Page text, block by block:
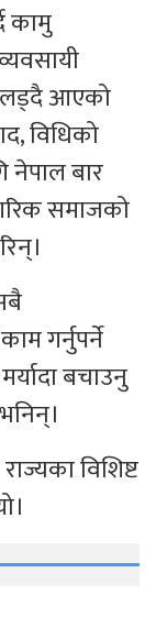
कामु
लड्दै आएको
विधिको
नेपाल बार
समाजको
गर्नुपर्ने
बचाउनु
राज्यका विशिष्ट